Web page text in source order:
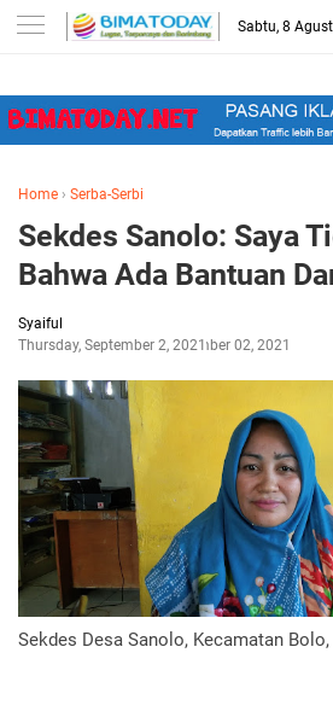
-->
Sabtu, 8
Home › Serba-Serbi
Sekdes Sanolo: Saya
Bahwa Ada Bantuan
Syaiful
Thursday, September 2, 2021September 02, 2021
Sekdes Desa Sanolo, Kecamatan Bolo,